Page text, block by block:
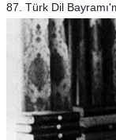
87. Türk Dil